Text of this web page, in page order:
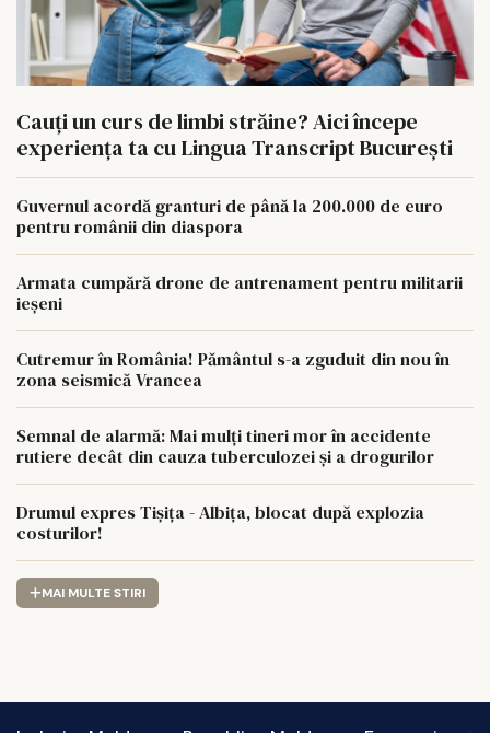
Cauți un curs de limbi străine? Aici începe
experiența ta cu Lingua Transcript București
Guvernul acordă granturi de până la 200.000 de euro
pentru românii din diaspora
Armata cumpără drone de antrenament pentru militarii
ieșeni
Cutremur în România! Pământul s-a zguduit din nou în
zona seismică Vrancea
Semnal de alarmă: Mai mulți tineri mor în accidente
rutiere decât din cauza tuberculozei și a drogurilor
Drumul expres Tișița - Albița, blocat după explozia
costurilor!
MAI MULTE STIRI